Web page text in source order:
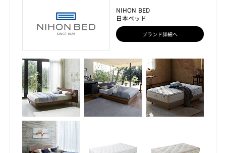
NIHON BED
日本ベッド
ブランド詳細へ